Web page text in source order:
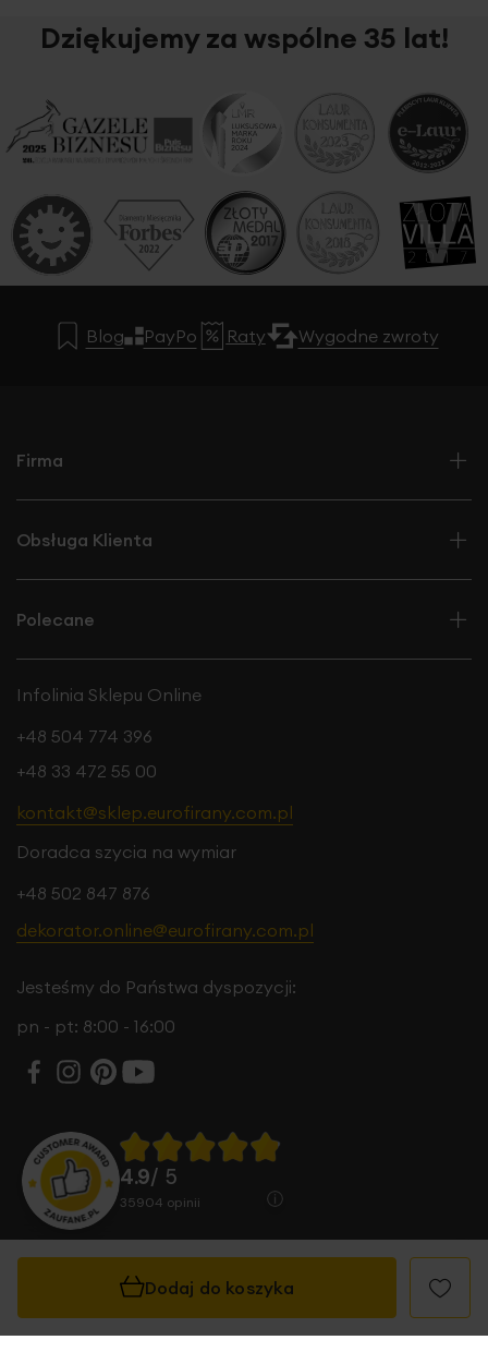
Dodaj do koszyka
Dziękujemy za wspólne 35 lat!
Blog PayPo Raty Wygodne zwroty
Firma
Obsługa Klienta
Polecane
Infolinia Sklepu Online
+48 504 774 396
+48 33 472 55 00
kontakt@sklep.eurofirany.com.pl
Doradca szycia na wymiar
+48 502 847 876
dekorator.online@eurofirany.com.pl
Jesteśmy do Państwa dyspozycji:
pn - pt: 8:00 - 16:00
4.9/ 5
35904 opinii
© 2026 Eurofirany B.B. Choczyńscy Sp.J. Wszystkie
prawa zastrzeżone.